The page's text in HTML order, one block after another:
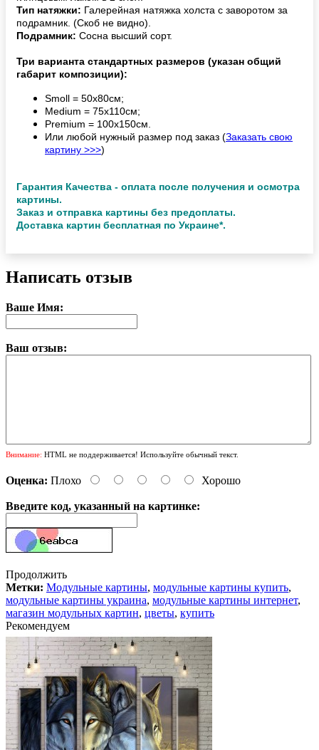
Тип натяжки: Галерейная натяжка холста с заворотом за
подрамник. (Скоб не видно).
Подрамник: Сосна высший сорт.
Три варианта стандартных размеров (указан общий
габарит композиции):
Smoll = 50х80см;
Medium = 75х110см;
Premium = 100х150см.
Или любой нужный размер под заказ (Заказать свою
картину >>>)
Гарантия Качества - оплата после получения и осмотра
картины.
Заказ и отправка картины без предоплаты.
Доставка картин бесплатная по Украине*.
Написать отзыв
Ваше Имя:
Ваш отзыв:
Внимание: HTML не поддерживается! Используйте обычный текст.
Оценка: Плохо Хорошо
Введите код, указанный на картинке:
Продолжить
Метки: Модульные картины, модульные картины купить,
модульные картины украина, модульные картины интернет,
магазин модульных картин, цветы, купить
Рекомендуем